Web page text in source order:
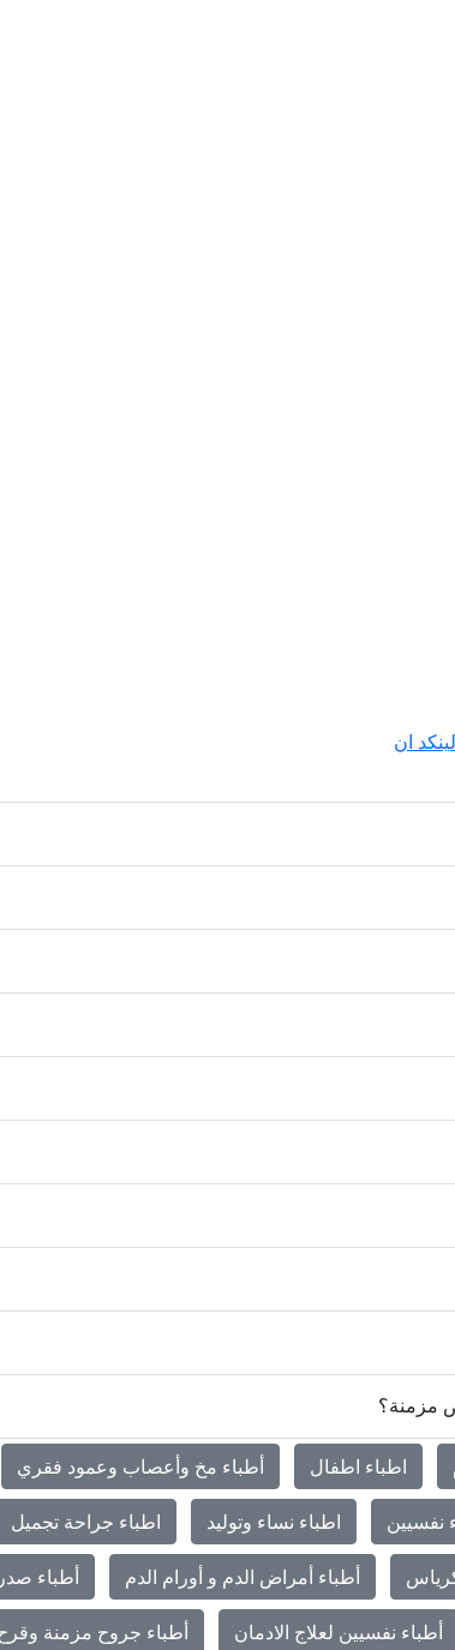
ان
مزمنة؟
اطباء اطفال أطباء مخ وأعصاب وعمود فقري
نفسيين اطباء نساء وتوليد اطباء جراحة تجميل
أطباء أمراض الدم و أورام الدم أطباء
أطباء نفسيين لعلاج الادمان أطباء جروح مزمنة